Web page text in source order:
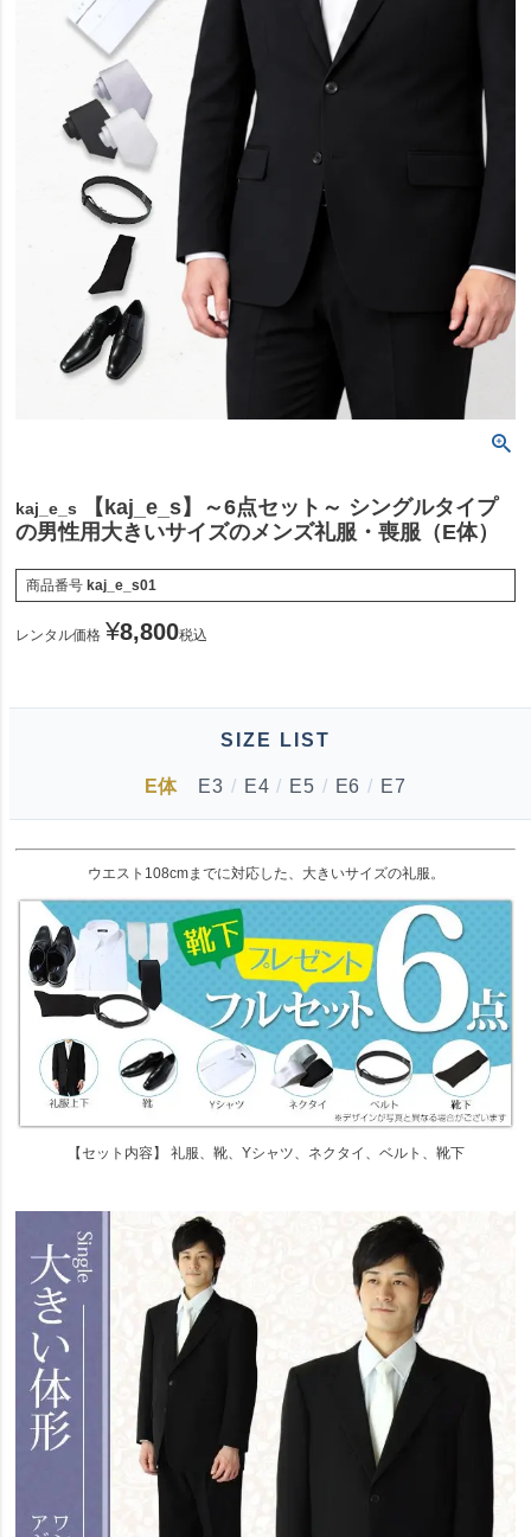
kaj_e_s
【kaj_e_s】～6点セット～ シングルタイプ
の男性用大きいサイズのメンズ礼服・喪服（E体）
商品番号 kaj_e_s01
レンタル価格 ¥8,800税込
SIZE LIST
E体 E3 / E4 / E5 / E6 / E7
ウエスト108cmまでに対応した、大きいサイズの礼服。
【セット内容】 礼服、靴、Yシャツ、ネクタイ、ベルト、靴下